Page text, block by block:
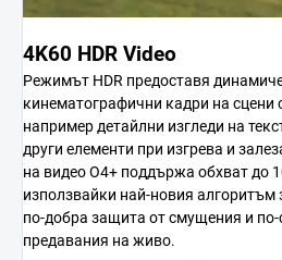
4K60 HDR Video
Режимът HDR предоставя
кинематографични кадри на сцени
например детайлни изгледи на
други елементи при изгрева и
на видео O4+ поддържа обхват до
използвайки най-новия алгоритъм
по-добра защита от смущения и
предавания на живо.